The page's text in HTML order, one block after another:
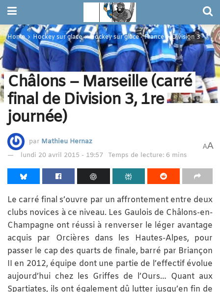
Home Hockey sur glace Hockey sur glace - France Division 3
Châlons – Marseille (carré
final de Division 3, 1re
journée)
par Mathieu Hernaz
lundi 20 avril 2015 - 19:57
Temps de lecture: 6 mins
AA
Le carré final s’ouvre par un affrontement entre deux
clubs novices à ce niveau. Les Gaulois de Châlons-en-
Champagne ont réussi à renverser le léger avantage
acquis par Orcières dans les Hautes-Alpes, pour
passer le cap des quarts de finale, barré par Briançon
II en 2012, équipe dont une partie de l’effectif évolue
aujourd’hui chez les Griffes de l’Ours… Quant aux
Spartiates, ils ont également dû lutter jusqu’en fin de